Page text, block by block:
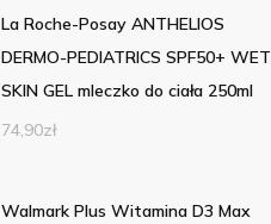
La Roche-Posay ANTHELIOS
DERMO-PEDIATRICS SPF50+ WET
SKIN GEL mleczko do ciała 250ml
74,90zł
Walmark Plus Witamina D3 Max